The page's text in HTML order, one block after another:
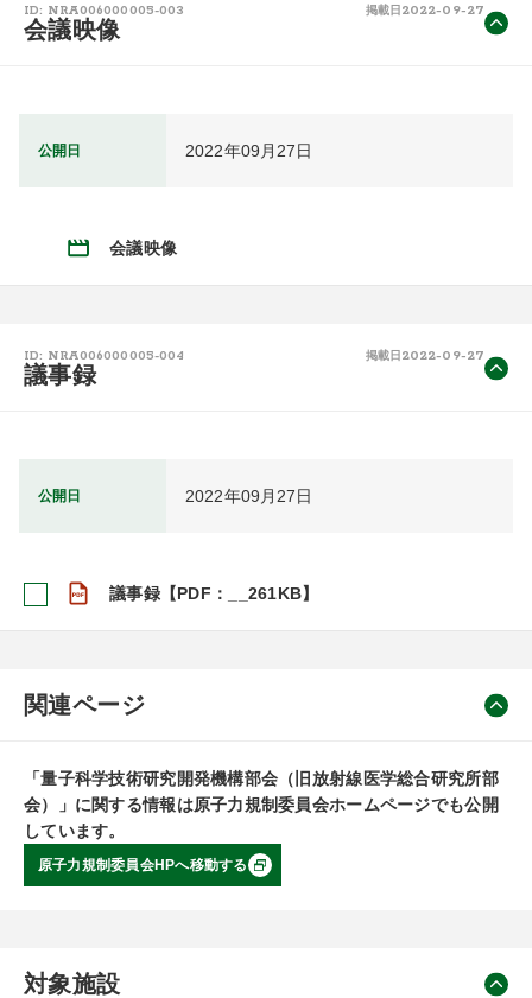
ID: NRA006000005-003 掲載日 2022-09-27
会議映像
公開日 2022年09月27日
会議映像
ID: NRA006000005-004 掲載日 2022-09-27
議事録
公開日 2022年09月27日
議事録【PDF：__261KB】
関連ページ
「量子科学技術研究開発機構部会（旧放射線医学総合研究所部
会）」に関する情報は原子力規制委員会ホームページでも公開
しています。
原子力規制委員会HPへ移動する
対象施設